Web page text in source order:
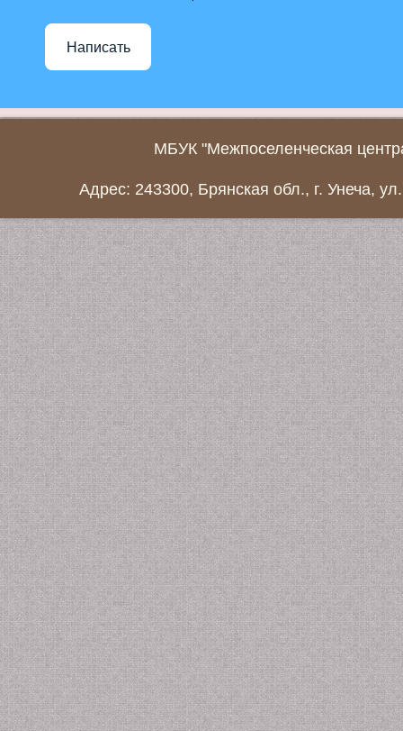
Написать
МБУК "Межпоселенческая
Адрес: 243300, Брянская обл., г. Унеча,